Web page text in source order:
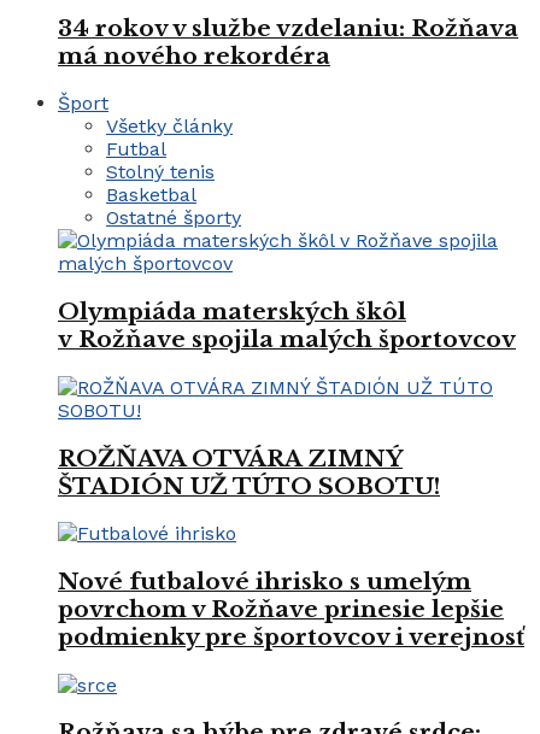
34 rokov v službe vzdelaniu: Rožňava
má nového rekordéra
Šport
Všetky články
Futbal
Stolný tenis
Basketbal
Ostatné športy
Olympiáda materských škôl
v Rožňave spojila malých športovcov
ROŽŇAVA OTVÁRA ZIMNÝ
ŠTADIÓN UŽ TÚTO SOBOTU!
Nové futbalové ihrisko s umelým
povrchom v Rožňave prinesie lepšie
podmienky pre športovcov i verejnosť